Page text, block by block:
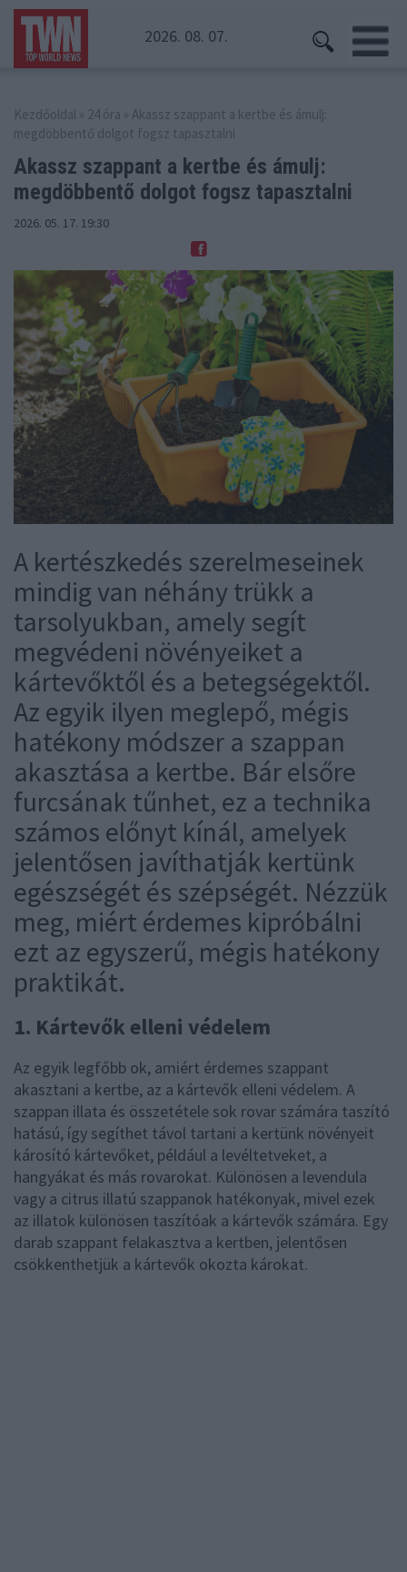
2026. 08. 07.
Kezdőoldal » 24 óra » Akassz szappant a kertbe és ámulj:
megdöbbentő dolgot fogsz tapasztalni
Akassz szappant a kertbe és ámulj:
megdöbbentő dolgot fogsz tapasztalni
2026. 05. 17. 19:30
A kertészkedés szerelmeseinek
mindig van néhány trükk a
tarsolyukban, amely segít
megvédeni növényeiket a
kártevőktől és a betegségektől.
Az egyik ilyen meglepő, mégis
hatékony módszer a szappan
akasztása a kertbe. Bár elsőre
furcsának tűnhet, ez a technika
számos előnyt kínál, amelyek
jelentősen javíthatják kertünk
egészségét és szépségét. Nézzük
meg, miért érdemes kipróbálni
ezt az egyszerű, mégis hatékony
praktikát.
1. Kártevők elleni védelem
Az egyik legfőbb ok, amiért érdemes szappant
akasztani a kertbe, az a kártevők elleni védelem. A
szappan illata és összetétele sok rovar számára taszító
hatású, így segíthet távol tartani a kertünk növényeit
károsító kártevőket, például a levéltetveket, a
hangyákat és más rovarokat. Különösen a levendula
vagy a citrus illatú szappanok hatékonyak, mivel ezek
az illatok különösen taszítóak a kártevők számára. Egy
darab szappant felakasztva a kertben, jelentősen
csökkenthetjük a kártevők okozta károkat.